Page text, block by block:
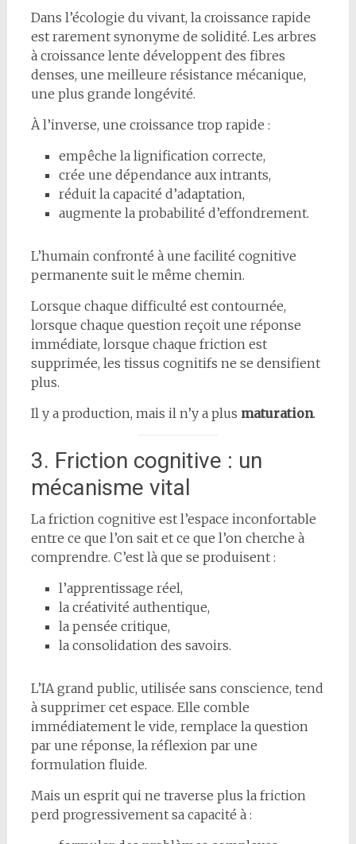
Dans l’écologie du vivant, la croissance rapide
est rarement synonyme de solidité. Les arbres
à croissance lente développent des fibres
denses, une meilleure résistance mécanique,
une plus grande longévité.
À l’inverse, une croissance trop rapide :
empêche la lignification correcte,
crée une dépendance aux intrants,
réduit la capacité d’adaptation,
augmente la probabilité d’effondrement.
L’humain confronté à une facilité cognitive
permanente suit le même chemin.
Lorsque chaque difficulté est contournée,
lorsque chaque question reçoit une réponse
immédiate, lorsque chaque friction est
supprimée, les tissus cognitifs ne se densifient
plus.
Il y a production, mais il n’y a plus maturation.
3. Friction cognitive : un
mécanisme vital
La friction cognitive est l’espace inconfortable
entre ce que l’on sait et ce que l’on cherche à
comprendre. C’est là que se produisent :
l’apprentissage réel,
la créativité authentique,
la pensée critique,
la consolidation des savoirs.
L’IA grand public, utilisée sans conscience, tend
à supprimer cet espace. Elle comble
immédiatement le vide, remplace la question
par une réponse, la réflexion par une
formulation fluide.
Mais un esprit qui ne traverse plus la friction
perd progressivement sa capacité à :